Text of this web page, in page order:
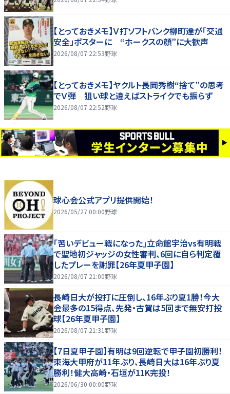
【とっておきメモ】Ｖ打ソフトバンク柳町達が「交通
安全」ポスターに “ホークスの顔”に大歓声
2026/08/07 22:53野球
【とっておきメモ】ヤクルト長岡秀樹“捨て”の思考
でＶ弾 狙い球と違えばストライクでも振らず
2026/08/07 22:52野球
球心会公式アプリ提供開始！
2026/05/27 00:00野球
｢苦いデビュー戦になった｣立命館宇治vs有明戦
で聖地初ジャッジの女性審判、6回に自ら判定覆
したプレーを謝罪【26年夏甲子園】
2026/08/07 21:00野球
長崎日大が投打に圧倒し、16年ぶり夏1勝！今大
会最多の15得点、先発・古賀は5回まで無安打投
球【26年夏甲子園】
2026/08/07 21:31 野球
【7日夏甲子園】有明は9回逆転で甲子園初勝利！
東海大甲府が11年ぶり、長崎日大は16年ぶり夏
勝利！健大高崎・石垣が11K完投！
2026/06/30 00:00野球